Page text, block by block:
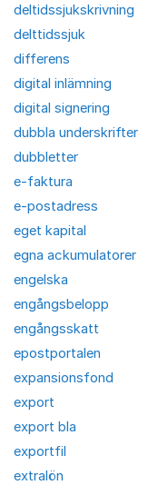
deltidssjukskrivning
delttidssjuk
differens
digital inlämning
digital signering
dubbla underskrifter
dubbletter
e-faktura
e-postadress
eget kapital
egna ackumulatorer
engelska
engångsbelopp
engångsskatt
epostportalen
expansionsfond
export
export bla
exportfil
extralön